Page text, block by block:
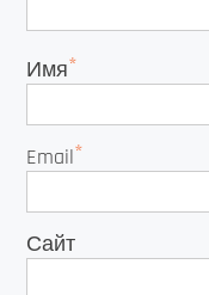
Имя*
Email*
Сайт